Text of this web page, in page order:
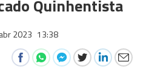
Quinhentista
2023 13:38